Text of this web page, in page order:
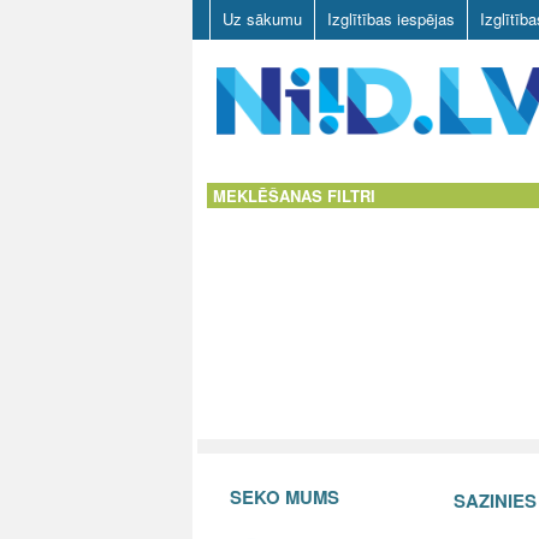
Uz sākumu Izglītības iespējas
MEKLĒŠANAS FILTRI
SEKO MUMS